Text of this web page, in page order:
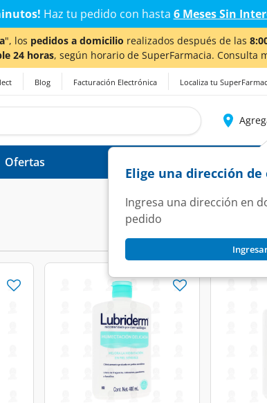
Haz tu pedido con hasta 6 Meses Sin
", los pedidos a domicilio realizados después de las
24 horas, según horario de SuperFarmacia. Consulta
Blog Facturación Electrónica Localiza tu
Elige una dirección de
Ingresa una dirección en
pedido
Ofertas